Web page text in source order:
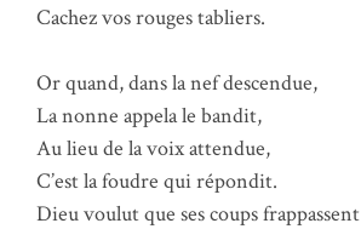
Cachez vos rouges tabliers.
Or quand, dans la nef descendue,
La nonne appela le bandit,
Au lieu de la voix attendue,
C’est la foudre qui répondit.
Dieu voulut que ses coups frappassent